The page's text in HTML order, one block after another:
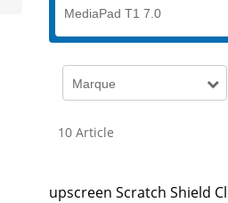
MediaPad T1 7.0
Marque
10 Article
upscreen Scratch Shield